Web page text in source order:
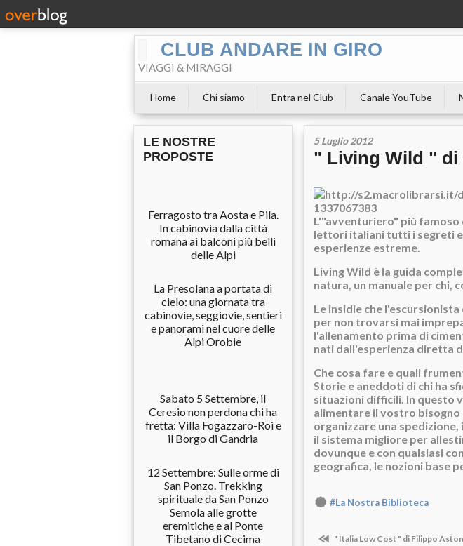
CLUB ANDARE IN GIRO
VIAGGI & MIRAGGI
Home Chi siamo Entra nel Club Canale YouTube
LE NOSTRE
PROPOSTE
Ferragosto tra Aosta e Pila.
In cabinovia dalla città
romana ai balconi più belli
delle Alpi
La Presolana a portata di
cielo: una giornata tra
cabinovie, seggiovie, sentieri
e panorami nel cuore delle
Alpi Orobie
Sabato 5 Settembre, il
Ceresio non perdona chi ha
fretta: Villa Fogazzaro-Roi e
il Borgo di Gandria
12 Settembre: Sulle orme di
San Ponzo. Trekking
spirituale da San Ponzo
Semola alle grotte
eremitiche e al Ponte
Tibetano di Cecima
5 Luglio 2012
" Living Wild " di
L'"avventuriero" più famoso
lettori italiani tutti i segreti
esperienze estreme.
Living Wild è la guida
natura, un manuale per chi,
Le insidie che
per non trovarsi mai
l'allenamento prima di
nati dall'esperienza diretta
Che cosa fare e quali
Storie e aneddoti di chi ha
situazioni difficili. In questo
alimentare il vostro
organizzare una
il sistema migliore per
dovunque e con qualsiasi
geografica, le nozioni base
#La Nostra Biblioteca
" Italia Low Cost " di Filippo